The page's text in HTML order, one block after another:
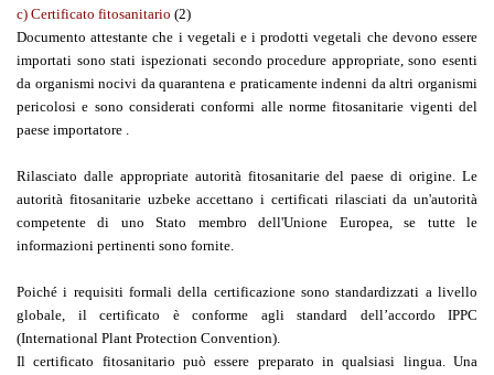
c) Certificato fitosanitario (2)
Documento attestante che i vegetali e i prodotti vegetali che devono essere
importati sono stati ispezionati secondo procedure appropriate, sono esenti
da organismi nocivi da quarantena e praticamente indenni da altri organismi
pericolosi e sono considerati conformi alle norme fitosanitarie vigenti del
paese importatore .
Rilasciato dalle appropriate autorità fitosanitarie del paese di origine. Le
autorità fitosanitarie uzbeke accettano i certificati rilasciati da un'autorità
competente di uno Stato membro dell'Unione Europea, se tutte le
informazioni pertinenti sono fornite.
Poiché i requisiti formali della certificazione sono standardizzati a livello
globale, il certificato è conforme agli standard dell’accordo IPPC
(International Plant Protection Convention).
Il certificato fitosanitario può essere preparato in qualsiasi lingua. Una